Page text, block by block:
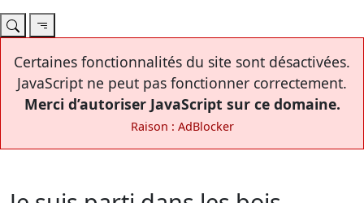
Certaines fonctionnalités du site sont désactivées.
JavaScript ne peut pas fonctionner correctement.
Merci d’autoriser JavaScript sur ce domaine.
Raison : AdBlocker